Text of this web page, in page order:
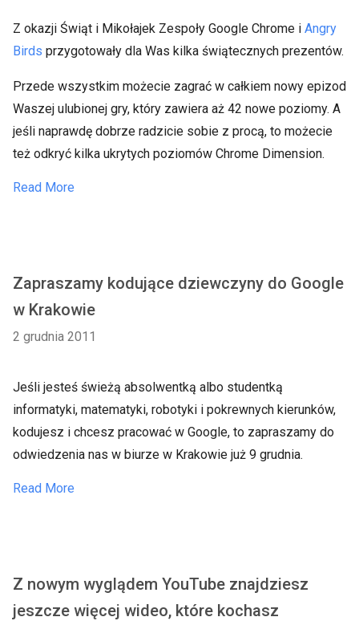
Z okazji Świąt i Mikołajek Zespoły Google Chrome i Angry
Birds przygotowały dla Was kilka świątecznych prezentów.
Przede wszystkim możecie zagrać w całkiem nowy epizod
Waszej ulubionej gry, który zawiera aż 42 nowe poziomy. A
jeśli naprawdę dobrze radzicie sobie z procą, to możecie
też odkryć kilka ukrytych poziomów Chrome Dimension.
Read More
Zapraszamy kodujące dziewczyny do Google
w Krakowie
2 grudnia 2011
Jeśli jesteś świeżą absolwentką albo studentką
informatyki, matematyki, robotyki i pokrewnych kierunków,
kodujesz i chcesz pracować w Google, to zapraszamy do
odwiedzenia nas w biurze w Krakowie już 9 grudnia.
Read More
Z nowym wyglądem YouTube znajdziesz
jeszcze więcej wideo, które kochasz